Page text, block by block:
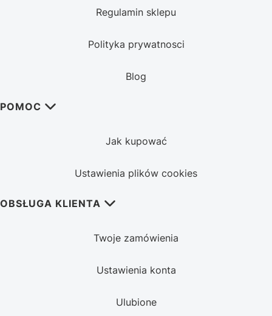
Regulamin sklepu
Polityka prywatnosci
Blog
POMOC
Jak kupować
Ustawienia plików cookies
OBSŁUGA KLIENTA
Twoje zamówienia
Ustawienia konta
Ulubione